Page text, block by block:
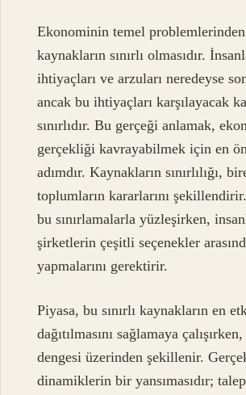
Ekonominin temel
kaynakların sınırlı olmasıdır.
ihtiyaçları ve arzuları neredeyse
ancak bu ihtiyaçları karşılayacak
sınırlıdır. Bu gerçeği anlamak,
gerçekliği kavrayabilmek için en
adımdır. Kaynakların sınırlılığı,
toplumların kararlarını
bu sınırlamalarla yüzleşirken,
şirketlerin çeşitli seçenekler
yapmalarını gerektirir.
Piyasa, bu sınırlı kaynakların en
dağıtılmasını sağlamaya
dengesi üzerinden şekillenir.
dinamiklerin bir yansımasıdır;